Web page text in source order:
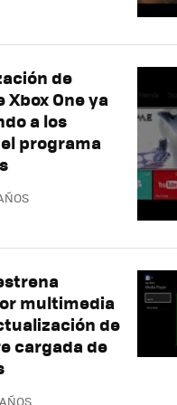
de
One ya
a los
programa
multimedia
de
cargada de